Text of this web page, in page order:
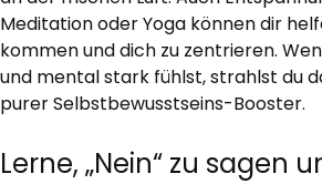
Meditation oder Yoga können dir
kommen und dich zu zentrieren.
und mental stark fühlst, strahlst du
purer Selbstbewusstseins-Booster.
Lerne, „Nein“ zu sagen